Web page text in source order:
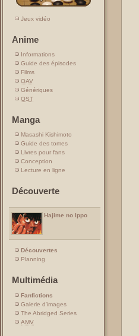
Jeux vidéo
Anime
Informations
Guide des épisodes
Films
OAV
Génériques
OST
Manga
Masashi Kishimoto
Guide des tomes
Livres pour fans
Conception
Lecture en ligne
Découverte
Hajime no Ippo
Découvertes
Planning
Multimédia
Fanfictions
Galerie d'images
The Abridged Series
AMV